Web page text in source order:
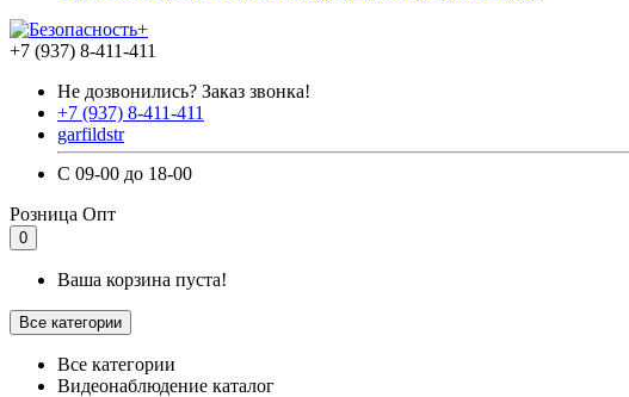
+7 (937) 8-411-411
Не дозвонились? Заказ звонка!
+7 (937) 8-411-411
garfildstr
С 09-00 до 18-00
Розница Опт
0
Ваша корзина пуста!
Все категории
Все категории
Видеонаблюдение каталог